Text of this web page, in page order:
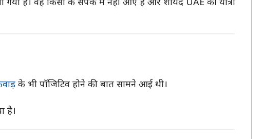
के भी पॉजिटिव होने की बात सामने आई थी।
है।